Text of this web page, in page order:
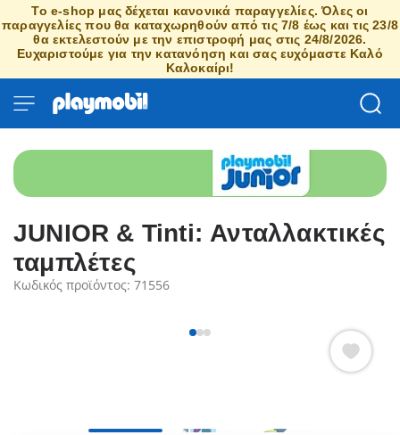
Το e-shop μας δέχεται κανονικά παραγγελίες. Όλες οι
παραγγελίες που θα καταχωρηθούν από τις 7/8 έως και τις 23/8
θα εκτελεστούν με την επιστροφή μας στις 24/8/2026.
Ευχαριστούμε για την κατανόηση και σας ευχόμαστε Καλό
Καλοκαίρι!
JUNIOR & Tinti: Ανταλλακτικές
ταμπλέτες
Κωδικός προϊόντος: 71556